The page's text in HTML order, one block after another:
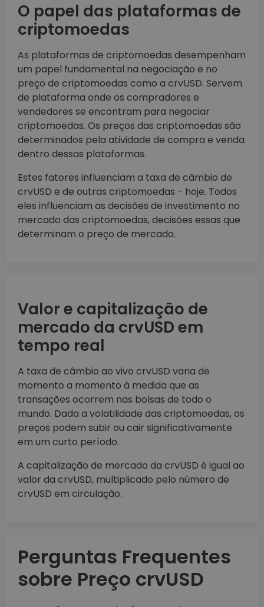
O papel das plataformas de
criptomoedas
As plataformas de criptomoedas desempenham
um papel fundamental na negociação e no
preço de criptomoedas como a crvUSD. Servem
de plataforma onde os compradores e
vendedores se encontram para negociar
criptomoedas. Os preços das criptomoedas são
determinados pela atividade de compra e venda
dentro dessas plataformas.
Estes fatores influenciam a taxa de câmbio de
crvUSD e de outras criptomoedas - hoje. Todos
eles influenciam as decisões de investimento no
mercado das criptomoedas, decisões essas que
determinam o preço de mercado.
Valor e capitalização de
mercado da crvUSD em
tempo real
A taxa de câmbio ao vivo crvUSD varia de
momento a momento à medida que as
transações ocorrem nas bolsas de todo o
mundo. Dada a volatilidade das criptomoedas, os
preços podem subir ou cair significativamente
em um curto período.
A capitalização de mercado da crvUSD é igual ao
valor da crvUSD, multiplicado pelo número de
crvUSD em circulação.
Perguntas Frequentes
sobre Preço crvUSD